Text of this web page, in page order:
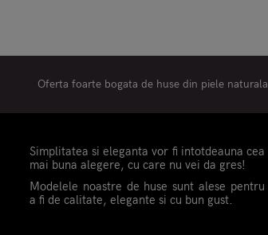
Oferta foarte bogata de huse din piele naturala
Simplitatea si eleganta vor fi intotdeauna cea
mai buna alegere, cu care nu vei da gres!
Modelele noastre de huse sunt alese pentru
a fi de calitate, elegante si cu bun gust.